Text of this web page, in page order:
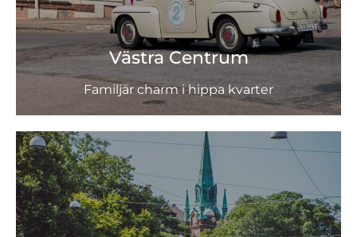
Västra Centrum
Familjär charm i hippa kvarter